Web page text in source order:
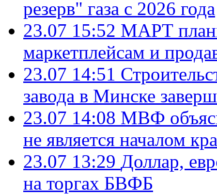
резерв" газа с 2026 года
23.07 15:52 МАРТ
маркетплейсам и
23.07 14:51
завода в Минске
23.07 14:08 МВФ
не является началом
23.07 13:29 Доллар,
на торгах БВФБ